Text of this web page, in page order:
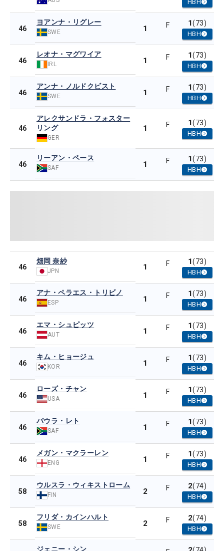
HBH
46
ヨアンナ・リグレー
SWE 1 F 1(73)
HBH
46
レオナ・マグワイア
IRL 1 F 1(73)
HBH
46
アンナ・ノルドクビスト
SWE 1 F 1(73)
HBH
46
アレクサンドラ・フォスター
リング
GER
1 F 1(73)
HBH
46
リーアン・ペース
SAF 1 F 1(73)
HBH
46
畑岡 奈紗
JPN 1 F 1(73)
HBH
46
アナ・ペラエス・トリビノ
ESP 1 F 1(73)
HBH
46
エマ・シュピッツ
AUT 1 F 1(73)
HBH
46
キム・ヒョージュ
KOR 1 F 1(73)
HBH
46
ローズ・チャン
USA 1 F 1(73)
HBH
46
パウラ・レト
SAF 1 F 1(73)
HBH
46
メガン・マクラーレン
ENG 1 F 1(73)
HBH
58
ウルスラ・ウィキストローム
FIN 2 F 2(74)
HBH
58
フリダ・カインハルト
SWE 2 F 2(74)
HBH
ジェニー・シン